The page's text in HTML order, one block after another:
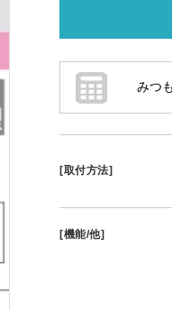
[取付方法]
[機能/他]